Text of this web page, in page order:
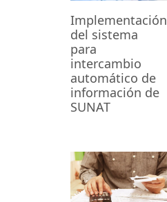
Implementación
del sistema
para
intercambio
automático de
información de
SUNAT